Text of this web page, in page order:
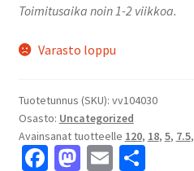
Toimitusaika noin 1-2 viikkoa.
Varasto loppu
Tuotetunnus (SKU): vv104030
Osasto: Uncategorized
Avainsanat tuotteelle 120, 18, 5, 7.5,
Fa M E S